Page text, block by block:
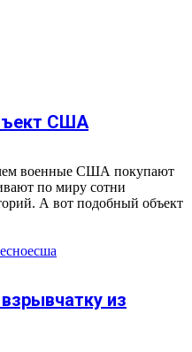
США
военные США покупают
по миру сотни
А вот подобный объект
сша
из